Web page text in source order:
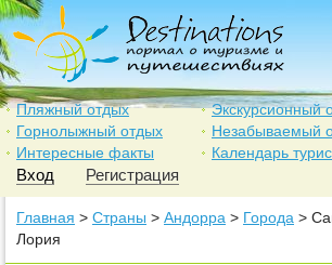
Пляжный отдых
Экскурсионный
Горнолыжный отдых
Незабываемый
Интересные факты
Календарь
Вход Регистрация
Главная > Страны > Андорра > Города >
Лория